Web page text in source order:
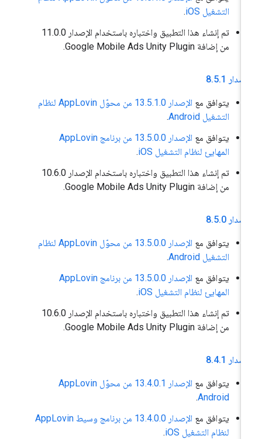
التشغيل iOS
.
تم إنشاء هذا التطبيق واختباره باستخدام الإصدار 11.0.0
من إضافة Google Mobile Ads Unity Plugin.
8
5.1
يتوافق مع
الإصدار 13.5.1.0 من محوّل AppLovin لنظام
التشغيل Android
.
يتوافق مع
الإصدار 13.5.0.0 من برنامج AppLovin
المهايئ لنظام التشغيل iOS
.
تم إنشاء هذا التطبيق واختباره باستخدام الإصدار 10.6.0
من إضافة Google Mobile Ads Unity Plugin.
8
. 5.0
يتوافق مع
الإصدار 13.5.0.0 من محوّل AppLovin لنظام
التشغيل Android
.
يتوافق مع
الإصدار 13.5.0.0 من برنامج AppLovin
المهايئ لنظام التشغيل iOS
.
تم إنشاء هذا التطبيق واختباره باستخدام الإصدار 10.6.0
من إضافة Google Mobile Ads Unity Plugin.
8
4.1
يتوافق مع
الإصدار 13.4.0.1 من محوّل AppLovin
Android
.
يتوافق مع
الإصدار 13.4.0.0 من برنامج وسيط AppLovin
لنظام التشغيل iOS
.